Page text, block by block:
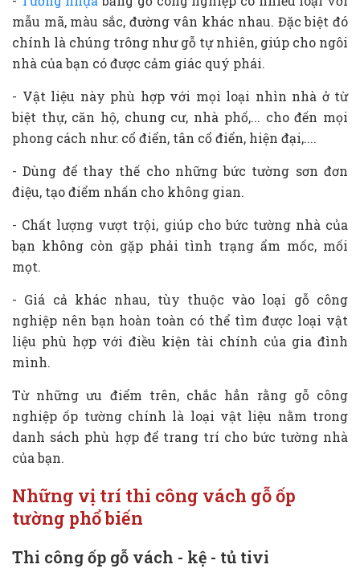
mẫu mã, màu sắc, đường vân khác nhau. Đặc biệt đó
chính là chúng trông như gỗ tự nhiên, giúp cho ngôi
nhà của bạn có được cảm giác quý phái.
- Vật liệu này phù hợp với mọi loại nhìn nhà ở từ
biệt thự, căn hộ, chung cư, nhà phố,... cho đến mọi
phong cách như: cổ điển, tân cổ điển, hiện đại,....
- Dùng để thay thế cho những bức tường sơn đơn
điệu, tạo điểm nhấn cho không gian.
- Chất lượng vượt trội, giúp cho bức tường nhà của
bạn không còn gặp phải tình trạng ẩm mốc, mối
mọt.
- Giá cả khác nhau, tùy thuộc vào loại gỗ công
nghiệp nên bạn hoàn toàn có thể tìm được loại vật
liệu phù hợp với điều kiện tài chính của gia đình
mình.
Từ những ưu điểm trên, chắc hẳn rằng gỗ công
nghiệp ốp tường chính là loại vật liệu nằm trong
danh sách phù hợp để trang trí cho bức tường nhà
của bạn.
Những vị trí thi công vách gỗ ốp
tường phổ biến
Thi công ốp gỗ vách - kệ - tủ tivi